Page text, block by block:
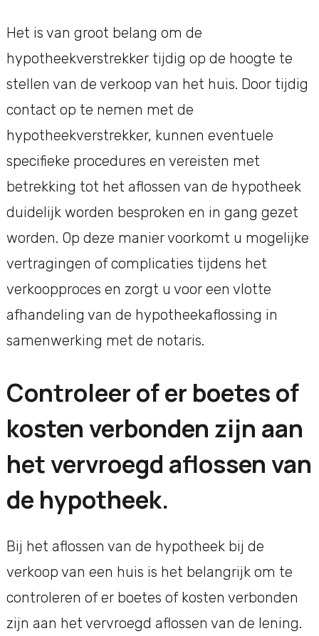
Het is van groot belang om de
hypotheekverstrekker tijdig op de hoogte te
stellen van de verkoop van het huis. Door tijdig
contact op te nemen met de
hypotheekverstrekker, kunnen eventuele
specifieke procedures en vereisten met
betrekking tot het aflossen van de hypotheek
duidelijk worden besproken en in gang gezet
worden. Op deze manier voorkomt u mogelijke
vertragingen of complicaties tijdens het
verkoopproces en zorgt u voor een vlotte
afhandeling van de hypotheekaflossing in
samenwerking met de notaris.
Controleer of er boetes of
kosten verbonden zijn aan
het vervroegd aflossen van
de hypotheek.
Bij het aflossen van de hypotheek bij de
verkoop van een huis is het belangrijk om te
controleren of er boetes of kosten verbonden
zijn aan het vervroegd aflossen van de lening.